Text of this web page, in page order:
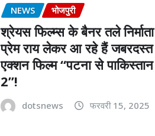
NEWS भोजपुरी
श्रेयस फिल्म्स के बैनर तले निर्माता
प्रेम राय लेकर आ रहे हैं जबरदस्त
एक्शन फिल्म “पटना से पाकिस्तान
2”!
dotsnews फरवरी 15, 2025